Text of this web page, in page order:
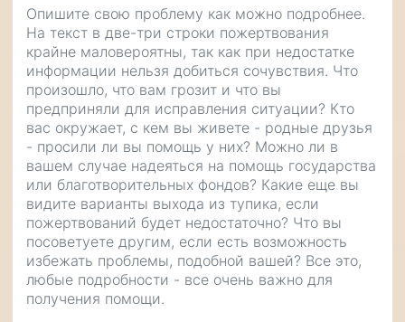
Опишите свою проблему как можно подробнее.
На текст в две-три строки пожертвования
крайне маловероятны, так как при недостатке
информации нельзя добиться сочувствия. Что
произошло, что вам грозит и что вы
предприняли для исправления ситуации? Кто
вас окружает, с кем вы живете - родные друзья
- просили ли вы помощь у них? Можно ли в
вашем случае надеяться на помощь государства
или благотворительных фондов? Какие еще вы
видите варианты выхода из тупика, если
пожертвований будет недостаточно? Что вы
посоветуете другим, если есть возможность
избежать проблемы, подобной вашей? Все это,
любые подробности - все очень важно для
получения помощи.